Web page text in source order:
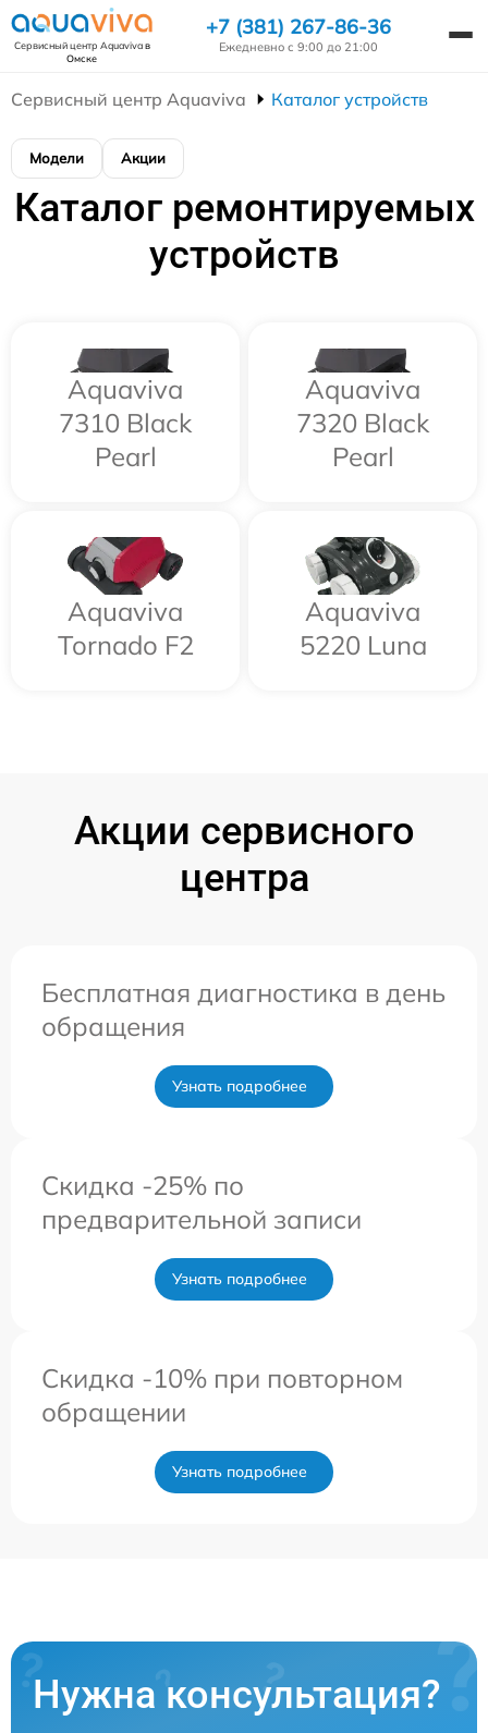
Сервисный центр Aquavivaв
Омске
+7 (381) 267-86-36
Ежедневно с 9:00 до 21:00
Сервисный центр Aquaviva Каталог устройств
Модели Акции
Каталог ремонтируемых
устройств
Aquaviva
7310 Black
Pearl
Aquaviva
7320 Black
Pearl
Aquaviva
Tornado F2
Aquaviva
5220 Luna
Акции сервисного
центра
Бесплатная диагностика в день
обращения
Узнать подробнее
Скидка -25% по
предварительной записи
Узнать подробнее
Скидка -10% при повторном
обращении
Узнать подробнее
Нужна консультация?